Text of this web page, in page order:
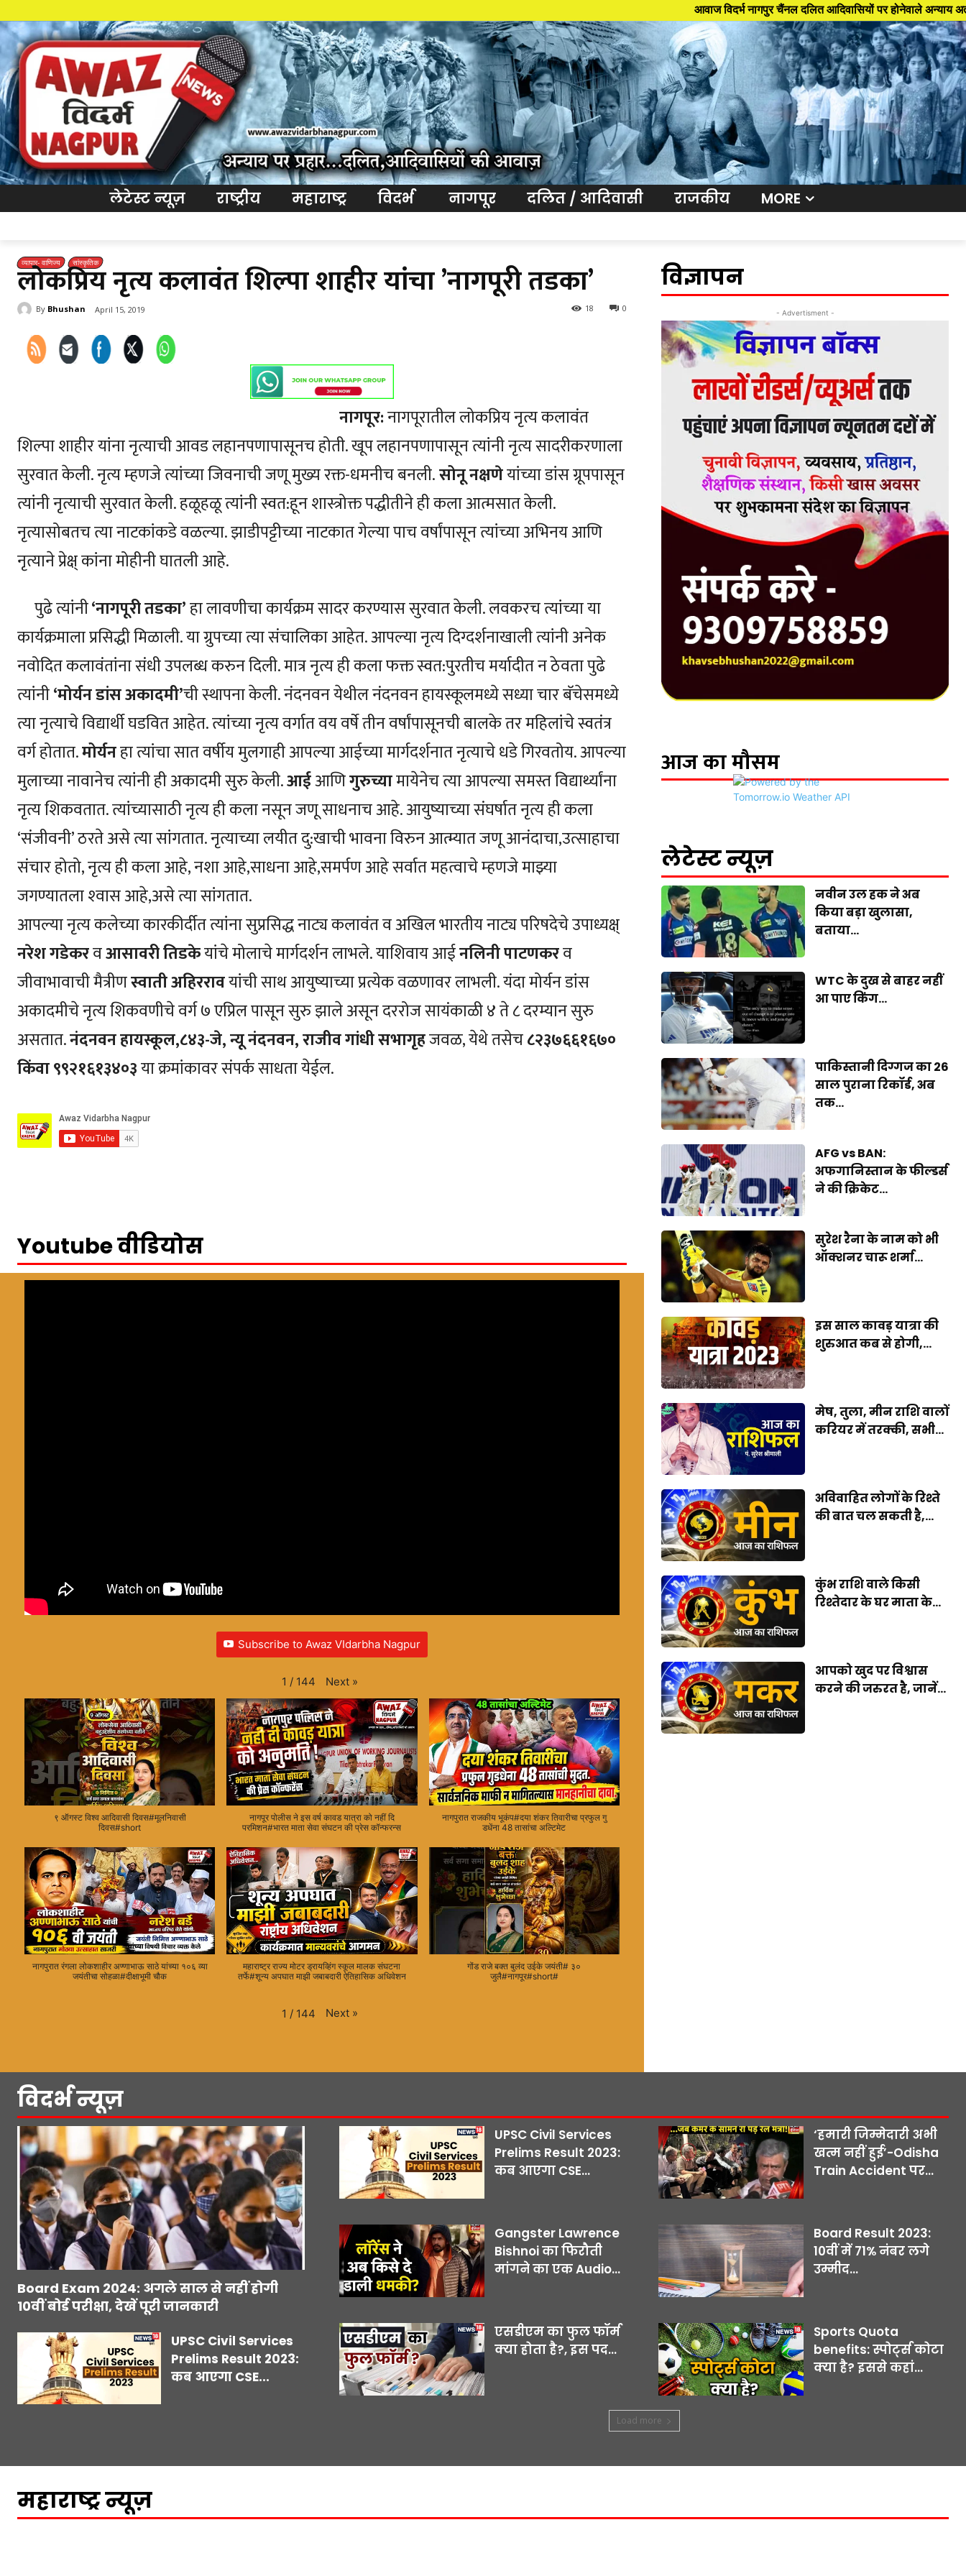
आवाज विदर्भ नागपुर चैंनल दलित आदिवासियों पर होनेवाले अन्याय अत्याचार
लेटेस्ट न्यूज़ राष्ट्रीय महाराष्ट्र विदर्भ नागपूर दलित / आदिवासी राजकीय MORE
व्यापार- वाणिज्य सांस्कृतिक
लोकप्रिय नृत्य कलावंत शिल्पा शाहीर यांचा ’नागपूरी तडका’
By Bhushan April 15, 2019 0
18
नागपूर:नागपूरातील लोकप्रिय नृत्य कलावंत
शिल्पा शाहीर यांना नृत्याची आवड लहानपणापासूनच होती. खूप लहानपणापासून त्यांनी नृत्य सादरीकरणाला
सुरवात केली. नृत्य म्हणजे त्यांच्या जिवनाची जणू मुख्य रक्त-धमनीच बनली.सोनू नक्षणेयांच्या डांस ग्रूपपासून
त्यांनी नृत्याची सुरवात केली. हळूहळू त्यांनी स्वत:हून शास्त्रोक्त पद्धीतीने ही कला आत्मसात केली.
नृत्यासोबतच त्या नाटकांकडे वळल्या. झाडीपट्टीच्या नाटकात गेल्या पाच वर्षांपासून त्यांच्या अभिनय आणि
नृत्याने प्रेक्ष् कांना मोहीनी घातली आहे.
पुढे त्यांनी‘नागपूरी तडका’हा लावणीचा कार्यक्रम सादर करण्यास सुरवात केली. लवकरच त्यांच्या या
कार्यक्रमाला प्रसिद्धी मिळाली. या ग्रुपच्या त्या संचालिका आहेत. आपल्या नृत्य दिग्दर्शनाखाली त्यांनी अनेक
नवोदित कलावंतांना संधी उपलब्ध करुन दिली. मात्र नृत्य ही कला फक्त स्वत:पुरतीच मर्यादीत न ठेवता पुढे
त्यांनी‘मोर्यन डांस अकादमी’ची स्थापना केली. नंदनवन येथील नंदनवन हायस्कूलमध्ये सध्या चार बॅचेसमध्ये
त्या नृत्याचे विद्यार्थी घडवित आहेत. त्यांच्या नृत्य वर्गात वय वर्षे तीन वर्षांपासूनची बालके तर महिलांचे स्वतंत्र
वर्ग होतात.मोर्यनहा त्यांचा सात वर्षीय मुलगाही आपल्या आईच्या मार्गदर्शनात नृत्याचे धडे गिरवतोय. आपल्या
मुलाच्या नावानेच त्यांनी ही अकादमी सुरु केली.आईआणिगुरुच्यामायेनेच त्या आपल्या समस्त विद्यार्थ्यांना
नृत्य शिकवतात. त्यांच्यासाठी नृत्य ही कला नसून जणू साधनाच आहे. आयुष्याच्या संघर्षात नृत्य ही कला
‘संजीवनी’ ठरते असे त्या सांगतात. नृत्याच्या लयीत दु:खाची भावना विरुन आत्म्यात जणू आनंदाचा,उत्साहाचा
संचार होतो, नृत्य ही कला आहे, नशा आहे,साधना आहे,समर्पण आहे सर्वात महत्वाचे म्हणजे माझ्या
जगण्यातला श्‍वास आहे,असे त्या सांगतात.
आपल्या नृत्य कलेच्या कारकीर्दीत त्यांना सुप्रसिद्ध नाट्य कलावंत व अखिल भारतीय नाट्य परिषदेचे उपाध्यक्ष्
नरेश गडेकरवआसावरी तिडकेयांचे मोलाचे मार्गदर्शन लाभले. याशिवाय आईनलिनी पाटणकरव
जीवाभावाची मैत्रीणस्वाती अहिररावयांची साथ आयुष्याच्या प्रत्येक वळणावर लाभली. यंदा मोर्यन डांस
अकादमीचे नृत्य शिकवणीचे वर्ग ७ एप्रिल पासून सुरु झाले असून दररोज सायंकाळी ४ ते ८ दरम्यान सुरु
असतात.नंदनवन हायस्कूल,८४३-जे, न्यू नंदनवन, राजीव गांधी सभागृहजवळ, येथे तसेच८२३७६६१६७०
किंवा ९९२१६१३४०३या क्रमांकावर संपर्क साधता येईल.
Youtube वीडियोस
Subscribe to Awaz VIdarbha Nagpur
1 / 144 Next »
९ ऑगस्ट विश्व आदिवासी दिवस#मूलनिवासी
दिवस#short
नागपूर पोलीस ने इस वर्ष कावड यात्रा को नहीं दि
परमिशन#भारत माता सेवा संघटन की प्रेस कॉन्फरन्स
नागपुरात राजकीय भूकंप#दया शंकर तिवारीचा प्रफुल गु
डधेंना 48 तासांचा अल्टिमेट
नागपुरात रंगला लोकशाहीर अण्णाभाऊ साठे यांच्या १०६ व्या
जयंतीचा सोहळा#दीक्षाभूमी चौक
महाराष्ट्र राज्य मोटर ड्रायव्हिंग स्कूल मालक संघटना
तर्फे#शून्य अपघात माझी जबाबदारी ऐतिहासिक अधिवेशन
गोंड राजे बक्त बुलंद उईके जयंती# ३०
जुलै#नागपूर#short#
1 / 144 Next »
विज्ञापन
- Advertisment -
आज का मौसम
लेटेस्ट न्यूज़
नवीन उल हक ने अब
किया बड़ा खुलासा,
बताया...
WTC के दुख से बाहर नहीं
आ पाए किंग...
पाकिस्तानी दिग्गज का 26
साल पुराना रिकॉर्ड, अब
तक...
AFG vs BAN:
अफगानिस्तान के फील्डर्स
ने की क्रिकेट...
सुरेश रैना के नाम को भी
ऑक्शनर चारू शर्मा...
इस साल कावड़ यात्रा की
शुरुआत कब से होगी,...
मेष, तुला, मीन राशि वालों
करियर में तरक्की, सभी...
अविवाहित लोगों के रिश्ते
की बात चल सकती है,...
कुंभ राशि वाले किसी
रिश्तेदार के घर माता के...
आपको खुद पर विश्वास
करने की जरुरत है, जानें...
विदर्भ न्यूज़
Board Exam 2024: अगले साल से नहीं होगी
10वीं बोर्ड परीक्षा, देखें पूरी जानकारी
UPSC Civil Services
Prelims Result 2023:
कब आएगा CSE...
UPSC Civil Services
Prelims Result 2023:
कब आएगा CSE...
‘हमारी जिम्मेदारी अभी
खत्म नहीं हुई’-Odisha
Train Accident पर...
Gangster Lawrence
Bishnoi का फिरौती
मांगने का एक Audio...
Board Result 2023:
10वीं में 71% नंबर लगे
उम्मीद...
एसडीएम का फुल फॉर्म
क्या होता है?, इस पद...
Sports Quota
benefits: स्पोर्ट्स कोटा
क्या है? इससे कहां...
Load more
महाराष्ट्र न्यूज़